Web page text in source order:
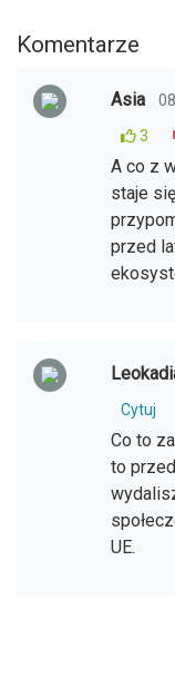
Komentarze
Asia
3
A co z
staje
przed
Cytuj
Co to
to
UE.